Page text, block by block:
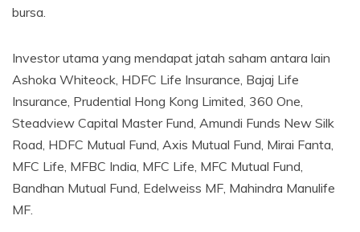
bursa.
Investor utama yang mendapat jatah saham antara lain
Ashoka Whiteock, HDFC Life Insurance, Bajaj Life
Insurance, Prudential Hong Kong Limited, 360 One,
Steadview Capital Master Fund, Amundi Funds New Silk
Road, HDFC Mutual Fund, Axis Mutual Fund, Mirai Fanta,
MFC Life, MFBC India, MFC Life, MFC Mutual Fund,
Bandhan Mutual Fund, Edelweiss MF, Mahindra Manulife
MF.